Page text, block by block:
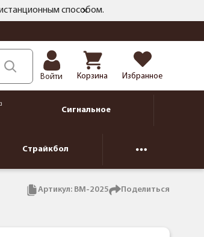
способом.
Войти Корзина Избранное
Сигнальное
Страйкбол
Артикул: BM-2025 Поделиться